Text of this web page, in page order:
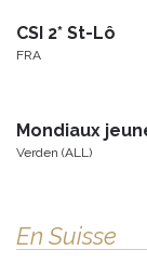
CSI 2* St-Lô
FRA
Mondiaux
Verden (ALL)
En Suisse